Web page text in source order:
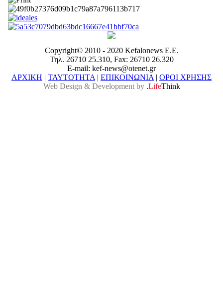
Copyright© 2010 - 2020 Kefalonews Ε.E.
Τηλ. 26710 25.310, Fax: 26710 26.320
E-mail: kef-news@otenet.gr
ΑΡΧΙΚΗ | ΤΑΥΤΟΤΗΤΑ | ΕΠΙΚΟΙΝΩΝΙΑ | ΟΡΟΙ ΧΡΗΣΗΣ
Web Design & Development by .LifeThink